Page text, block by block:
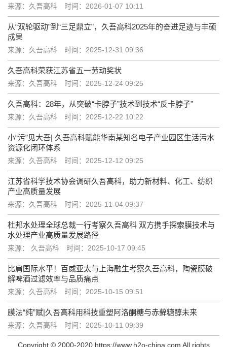
来源：久吾高科 时间：2026-01-07 10:11
从“双轮驱动”到“三足鼎立”，久吾高科2025年的奋进足迹与丰硕
成果
来源：久吾高科 时间：2025-12-31 09:36
久吾高科荣获江苏省五一劳动奖状
来源：久吾高科 时间：2025-12-24 09:25
久吾高科：28年，从突破“卡脖子”技术到技术“反卡脖子”
来源：久吾高科 时间：2025-12-22 10:22
小“污”见大吾| 久吾高科赋能华南某知名电子产业园区生活污水
资源化闭环体系
来源：久吾高科 时间：2025-12-12 09:25
江苏省科学技术协会调研久吾高科，助力新材料、化工、纺织
产业高质量发展
来源：久吾高科 时间：2025-11-04 09:37
杜邦水处理全球总裁一行考察久吾高科 双方携手探索膜技术与
水处理产业高质量发展路径
来源： 久吾高科 时间：2025-10-17 09:45
比肩国际水平！百威亚太与上海融生考察久吾高科，陶瓷膜破
解啤酒过滤效率与品质痛点
来源：久吾高科 时间：2025-10-15 09:51
膜法“纯”赋|久吾高科用科技重塑阿洛酮糖与赤藓糖醇未来
来源：久吾高科 时间：2025-10-11 09:39
Copyright © 2000-2020 https://www.h2o-china.com All rights